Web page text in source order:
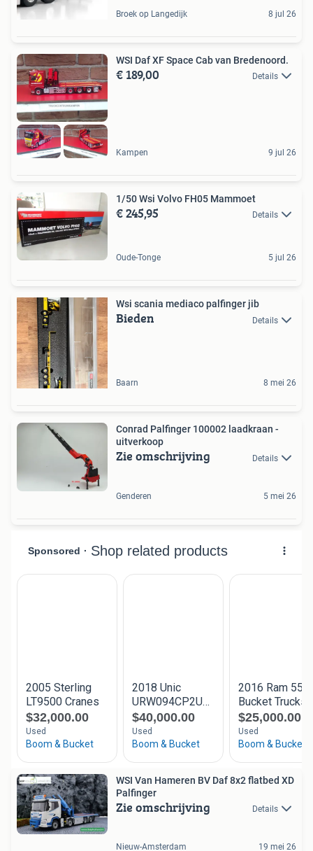
Broek op Langedijk 8 jul 26
WSI Daf XF Space Cab van Bredenoord.
€ 189,00 Details
Kampen 9 jul 26
1/50 Wsi Volvo FH05 Mammoet
€ 245,95 Details
Oude-Tonge 5 jul 26
Wsi scania mediaco palfinger jib
Bieden Details
Baarn 8 mei 26
Conrad Palfinger 100002 laadkraan -
uitverkoop
Zie omschrijving Details
Genderen 5 mei 26
WSI Van Hameren BV Daf 8x2 flatbed XD
Palfinger
Zie omschrijving Details
Nieuw-Amsterdam 19 mei 26